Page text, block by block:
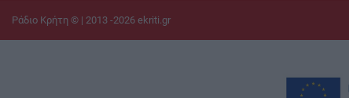
Ράδιο Κρήτη © | 2013 -2026 ekriti.gr